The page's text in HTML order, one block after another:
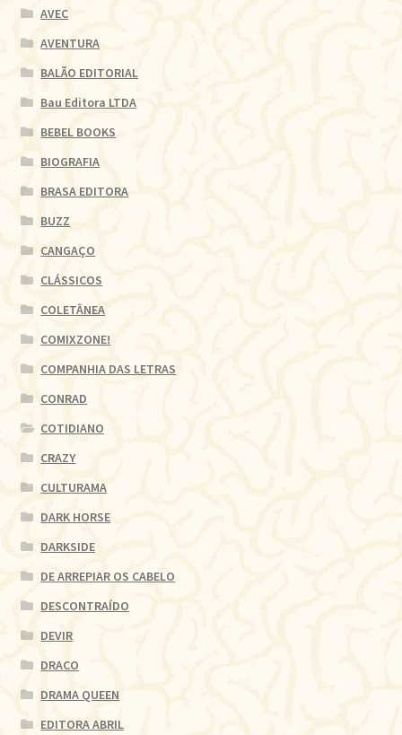
AVEC
AVENTURA
BALÃO EDITORIAL
Bau Editora LTDA
BEBEL BOOKS
BIOGRAFIA
BRASA EDITORA
BUZZ
CANGAÇO
CLÁSSICOS
COLETÂNEA
COMIXZONE!
COMPANHIA DAS LETRAS
CONRAD
COTIDIANO
CRAZY
CULTURAMA
DARK HORSE
DARKSIDE
DE ARREPIAR OS CABELO
DESCONTRAÍDO
DEVIR
DRACO
DRAMA QUEEN
EDITORA ABRIL